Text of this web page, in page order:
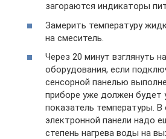
загораются индикаторы
Замерить температуру
на смеситель.
Через 20 минут взглянуть
оборудования, если
сенсорной панелью
приборе уже должен будет
показатель температуры. В
электронной панели надо
степень нагрева воды на